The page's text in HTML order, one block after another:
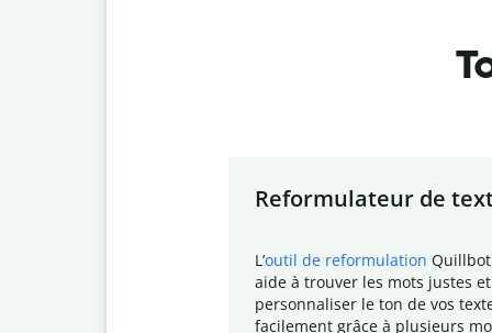
Reformulateur de
L ’outil de reformulation
aide à trouver les mots justes
personnaliser le ton de vos
facilement grâce à plusieurs